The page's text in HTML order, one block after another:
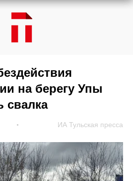
на берегу Упы
свалка
ИА Тульская пресса